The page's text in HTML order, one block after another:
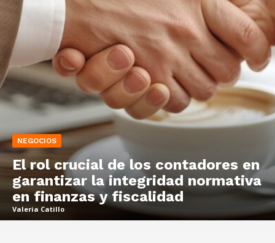
NEGOCIOS
El rol crucial de los contadores en
garantizar la integridad normativa
en finanzas y fiscalidad
Valeria Catillo